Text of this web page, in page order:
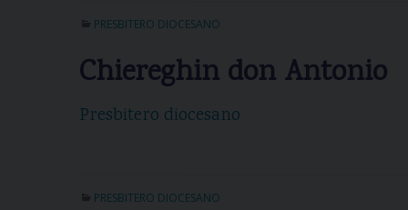
PRESBITERO DIOCESANO
Chiereghin don Antonio
Presbitero diocesano
PRESBITERO DIOCESANO